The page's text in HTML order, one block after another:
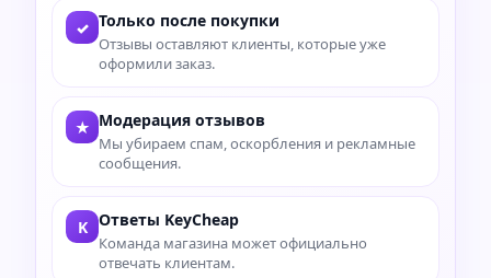
✓ Только после покупки
Отзывы оставляют клиенты, которые уже
оформили заказ.
★ Модерация отзывов
Мы убираем спам, оскорбления и рекламные
сообщения.
K Ответы KeyCheap
Команда магазина может официально
отвечать клиентам.